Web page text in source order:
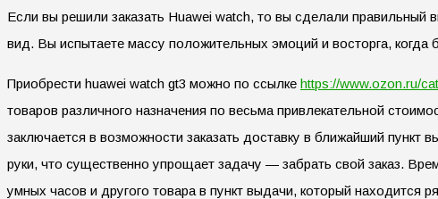
Если вы решили заказать Huawei watch, то вы сделали
вид. Вы испытаете массу положительных эмоций и восторга, когда
Приобрести huawei watch gt3 можно по ссылке https://www.ozon.ru/
товаров различного назначения по весьма привлекательной
заключается в возможности заказать доставку в ближайший
руки, что существенно упрощает задачу — забрать свой заказ.
умных часов и другого товара в пункт выдачи, который